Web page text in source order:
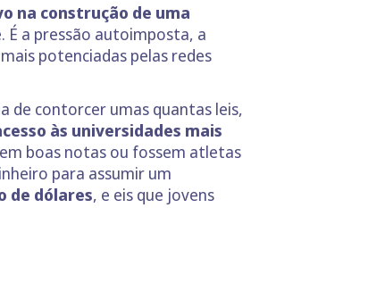
na construção de uma
É a pressão autoimposta, a
potenciadas pelas redes
de contorcer umas quantas leis,
às universidades mais
boas notas ou fossem atletas
para assumir um
de dólares, e eis que jovens